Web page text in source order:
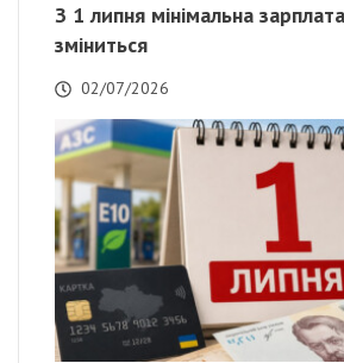
З 1 липня мінімальна
зміниться
02/07/2026